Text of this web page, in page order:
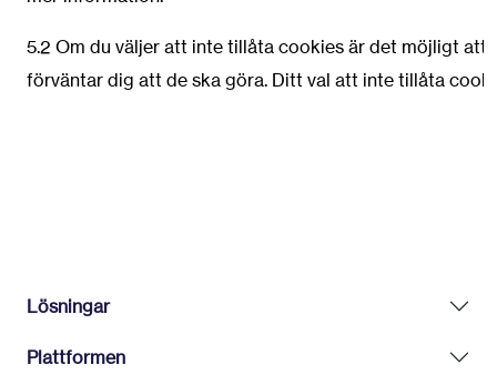
5.2 Om du väljer att inte tillåta cookies är det möjligt
förväntar dig att de ska göra. Ditt val att inte tillåta
Lösningar
Plattformen